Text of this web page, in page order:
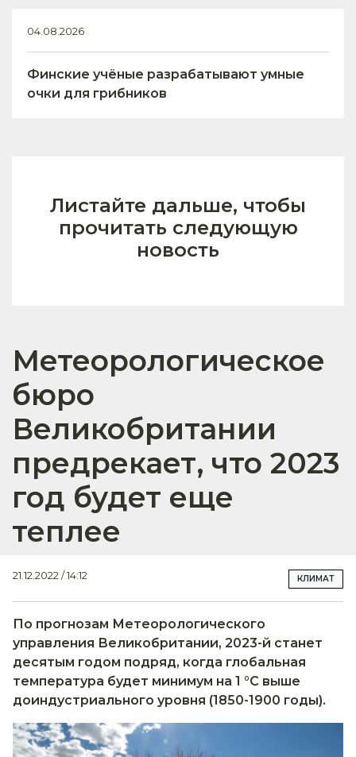
04.08.2026
Финские учёные разрабатывают умные
очки для грибников
Листайте дальше, чтобы
прочитать следующую
новость
Метеорологическое
бюро
Великобритании
предрекает, что 2023
год будет еще
теплее
21.12.2022 / 14:12 КЛИМАТ
По прогнозам Метеорологического
управления Великобритании, 2023-й станет
десятым годом подряд, когда глобальная
температура будет минимум на 1 °C выше
доиндустриального уровня (1850-1900 годы).